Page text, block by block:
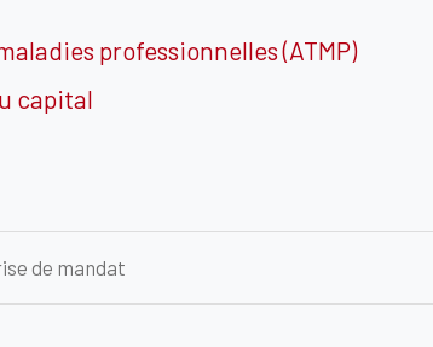
professionnelles (ATMP)
capital
de mandat